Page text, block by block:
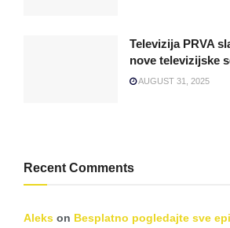
Televizija PRVA
nove televizijske
AUGUST 31, 2025
Recent Comments
Aleks on Besplatno pogledajte sve